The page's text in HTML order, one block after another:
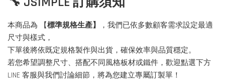
本商品為 【標準規格生產】
，我們已依多數顧客需求設定最適
尺寸與樣式，
下單後將依既定規格製作與出貨，確保效率與品質穩定。
若您希望調整尺寸、搭配不同風格板材或鐵件，歡迎點選下方
LINE 客服與我們討論細節，將為您建立專屬訂製單！